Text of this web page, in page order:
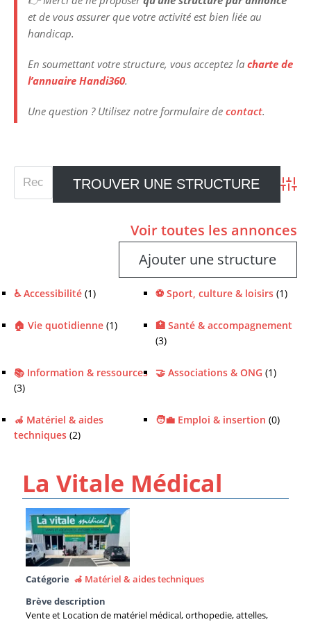
et de vous assurer que votre activité est bien liée au
handicap.
En soumettant votre structure, vous acceptez la charte de
l’annuaire Handi360.
Une question ? Utilisez notre formulaire de contact.
Voir toutes les annonces
Ajouter une structure
♿ Accessibilité (1) ⚽ Sport, culture & loisirs (1)
🏠 Vie quotidienne (1)
🏥 Santé & accompagnement
(3)
📚 Information & ressources
(3)
🤝 Associations & ONG (1)
🦽 Matériel & aides
techniques (2)
🧑‍💼 Emploi & insertion (0)
La Vitale Médical
Catégorie 🦽 Matériel & aides techniques
Brève description
Vente et Location de matériel médical, orthopedie, attelles,